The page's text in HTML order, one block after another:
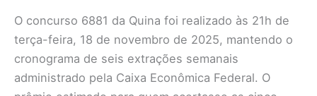
O concurso 6881 da Quina foi realizado às 21h de
terça-feira, 18 de novembro de 2025, mantendo o
cronograma de seis extrações semanais
administrado pela Caixa Econômica Federal. O